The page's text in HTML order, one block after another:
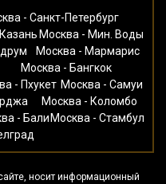
- Санкт-Петербург
Москва - Мин. Воды
Москва - Мармарис
Москва - Бангкок
- Пхукет Москва - Самуи
Москва - Коломбо
- БалиМосква - Стамбул
носит информационный